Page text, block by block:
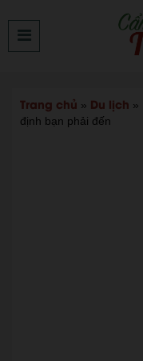
Trang chủ » Du lịch »
định bạn phải đến